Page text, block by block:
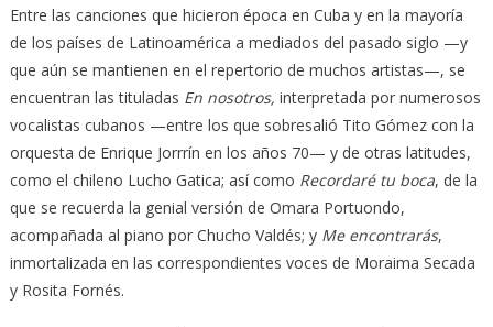
Entre las canciones que hicieron época en Cuba y en la mayoría
de los países de Latinoamérica a mediados del pasado siglo —y
que aún se mantienen en el repertorio de muchos artistas—, se
encuentran las tituladas En nosotros, interpretada por numerosos
vocalistas cubanos —entre los que sobresalió Tito Gómez con la
orquesta de Enrique Jorrrín en los años 70— y de otras latitudes,
como el chileno Lucho Gatica; así como Recordaré tu boca, de la
que se recuerda la genial versión de Omara Portuondo,
acompañada al piano por Chucho Valdés; y Me encontrarás,
inmortalizada en las correspondientes voces de Moraima Secada
y Rosita Fornés.